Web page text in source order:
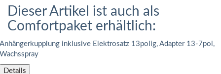
Dieser Artikel ist auch als
Comfortpaket erhältlich:
Anhängerkupplung inklusive Elektrosatz 13polig, Adapter 13-7pol,
Wachsspray
Details